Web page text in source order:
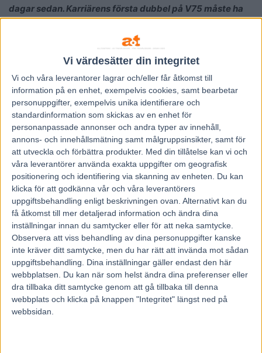
Vi värdesätter din integritet
Vi och våra leverantorer lagrar och/eller får åtkomst till
information på en enhet, exempelvis cookies, samt bearbetar
personuppgifter, exempelvis unika identifierare och
standardinformation som skickas av en enhet för
personanpassade annonser och andra typer av innehåll,
annons- och innehållsmätning samt målgruppsinsikter, samt för
att utveckla och förbättra produkter. Med din tillåtelse kan vi och
våra leverantörer använda exakta uppgifter om geografisk
positionering och identifiering via skanning av enheten. Du kan
klicka för att godkänna vår och våra leverantörers
uppgiftsbehandling enligt beskrivningen ovan. Alternativt kan du
få åtkomst till mer detaljerad information och ändra dina
inställningar innan du samtycker eller för att neka samtycke.
Observera att viss behandling av dina personuppgifter kanske
inte kräver ditt samtycke, men du har rätt att invända mot sådan
uppgiftsbehandling. Dina inställningar gäller endast den här
webbplatsen. Du kan när som helst ändra dina preferenser eller
dra tillbaka ditt samtycke genom att gå tillbaka till denna
webbplats och klicka på knappen "Integritet" längst ned på
webbsidan.
dagar sedan. Karriärens första dubbel på V75 måste ha
– Det var roligt så klart, men det kom en vardag ganska
snabbt på med andra hästar som ska tävla. Fast det är klar
Du vann även med mamma Gunnels Icegirl L.A. i
Diamantstoet den dagen och skrällde till 55 gånger
pengarna på vinnarspelet. Även hon är med på lördag i
Diamantsto-finalen (V75-4). Gunnel har uttalat sig i
tidningarna och sagt att den hästen har chans att vinna
med rätt resa. Håller du med?
– Helt klart. Hon är jäkligt snabb alltså, stark också och
även om det kanske var några ur motståndet som
underpresterade den dagen så gick hon trots allt först i
tredjespår sista varvet och det är inte någonting som alla
gör direkt. Man får lura henne lite och hålla henne på
bettet så blir hon bara än mer sugen på att tävla, säger
Hanna.
Avslutningsvis lite om hästnamn som förbryllar. Du har
även en Oak L.A. i stallet (diskvalificerad i V75 i Klass II i
Boden samma dag som Hanna tog sin dubbel), en